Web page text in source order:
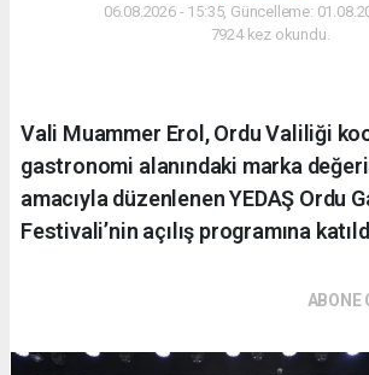
06.08.2026 - 15:35, Güncelleme:
7924 kez okundu.
Vali Muammer Erol, Ordu Valiliği
gastronomi alanındaki marka
amacıyla düzenlenen YEDAŞ Ordu
Festivali’nin açılış programına
ABONE